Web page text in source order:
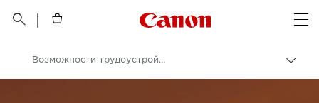
 
Canon Logo, back
Возможности трудоустройства в компании Canon